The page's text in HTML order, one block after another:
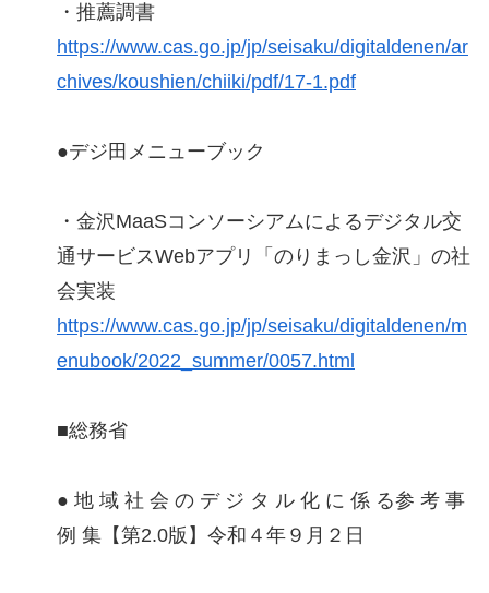
・推薦調書
https://www.cas.go.jp/jp/seisaku/digitaldenen/ar
chives/koushien/chiiki/pdf/17-1.pdf
●デジ田メニューブック
・金沢MaaSコンソーシアムによるデジタル交
通サービスWebアプリ「のりまっし金沢」の社
会実装
https://www.cas.go.jp/jp/seisaku/digitaldenen/m
enubook/2022_summer/0057.html
■総務省
● 地 域 社 会 の デ ジ タ ル 化 に 係 る参 考 事
例 集【第2.0版】令和４年９月２日